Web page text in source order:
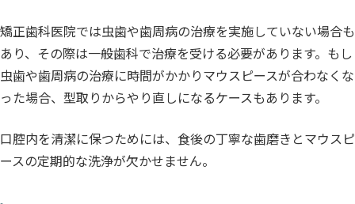
矯正歯科医院では虫歯や歯周病の治療を実施していない場合も
あり、その際は一般歯科で治療を受ける必要があります。もし
虫歯や歯周病の治療に時間がかかりマウスピースが合わなくな
った場合、型取りからやり直しになるケースもあります。
口腔内を清潔に保つためには、食後の丁寧な歯磨きとマウスピ
ースの定期的な洗浄が欠かせません。